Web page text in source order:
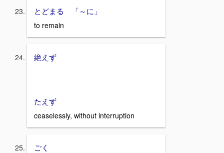
とどまる 「～に」
to remain
絶えず
たえず
ceaselessly, without interruption
ごく